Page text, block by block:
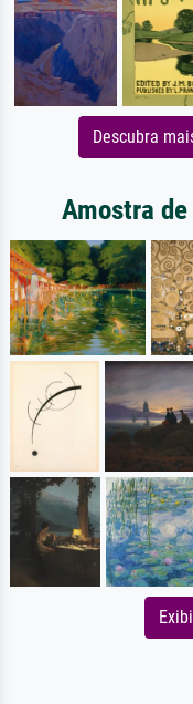
Descubra
Amostra